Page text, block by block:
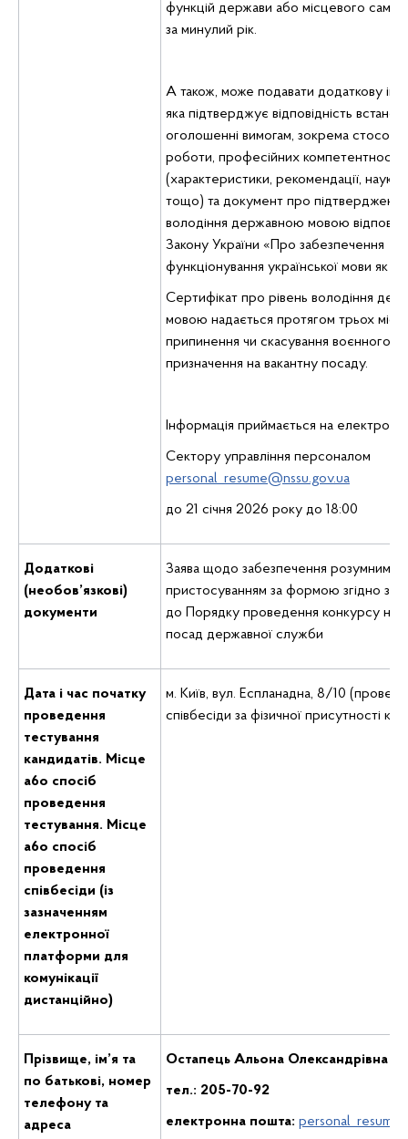
функцій держави або місцевого
за минулий рік.
А також, може подавати додаткову
яка підтверджує відповідність
оголошенні вимогам, зокрема
роботи, професійних
(характеристики, рекомендації, наукові
тощо) та документ про підтвердження
володіння державною мовою
Закону України «Про забезпечення
функціонування української мови як
Сертифікат про рівень володіння
мовою надається протягом трьох
припинення чи скасування воєнного
призначення на вакантну посаду.
Інформація приймається на
Сектору управління персоналом
personal_resume@nssu.gov.ua
до 21 січня 2026 року до 18:00
Додаткові
(необов’язкові)
документи
Заява щодо забезпечення розумним
пристосуванням за формою згідно з
до Порядку проведення конкурсу на
посад державної служби
Дата i час початку
проведення
тестування
кандидатів. Місце
a6o спосіб
проведення
тестування. Місце
a6o спосіб
проведення
співбесіди (із
зазначенням
електронної
платформи для
комунікації
дистанційно)
м. Київ, вул. Еспланадна, 8/10
співбесіди за фізичної присутності
Прізвище, ім’я та
по батькові, номер
телефону та
адреса
Остапець Альона Олександрівна
тел.: 205-70-92
електронна пошта: